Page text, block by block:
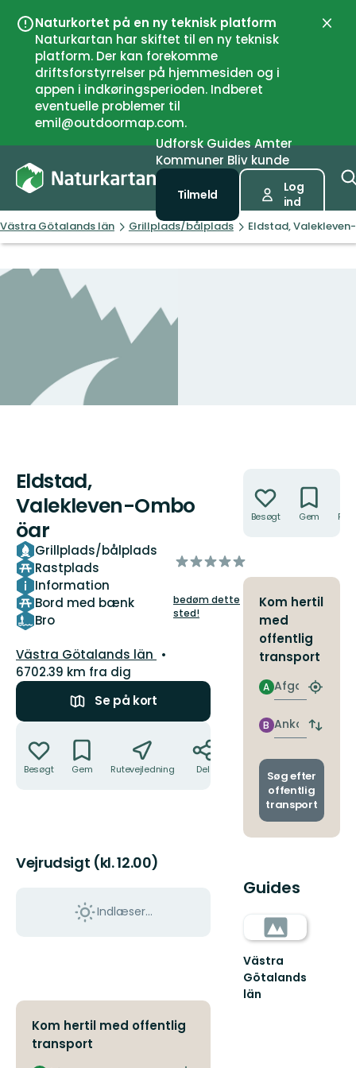
Naturkortet på en ny teknisk platform
Naturkartan har skiftet til en ny teknisk
platform. Der kan forekomme
driftsforstyrrelser på hjemmesiden og i
appen i indkøringsperioden. Indberet
eventuelle problemer til
emil@outdoormap.com.
Luk
UdforskGuidesAmter
Kommuner Bliv kunde
Tilmeld
Log
ind
Västra Götalands län Grillplads/bålplads Eldstad,
Eldstad,
Valekleven-Ombo
öar
Grillplads/bålplads
Rastplads
Information
Bord med bænk
Bro
ud
5
stjerner
bedøm dette
sted!
Amt:
Västra Götalands län
6702.39 km fra dig
Se på kort
Besøgt Gem Rutevejledning Del
Vejrudsigt (kl. 12.00)
Indlæser...
Kom hertil med offentlig
transport
Besøgt Gem
Kom hertil
med
offentlig
transport
Afgang
A
Find
Ankomst
B
Skift
og
Søg efter
offentlig
transport
Guides
Västra
Götalands
län